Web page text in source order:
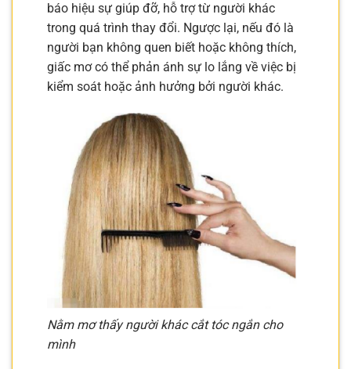
báo hiệu sự giúp đỡ, hỗ trợ từ người khác
trong quá trình thay đổi. Ngược lại, nếu đó là
người bạn không quen biết hoặc không thích,
giấc mơ có thể phản ánh sự lo lắng về việc bị
kiểm soát hoặc ảnh hưởng bởi người khác.
Nằm mơ thấy người khác cắt tóc ngắn cho
mình